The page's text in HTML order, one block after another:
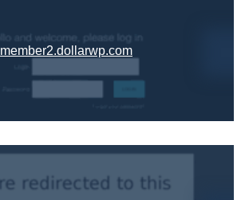
member2.dollarwp.com